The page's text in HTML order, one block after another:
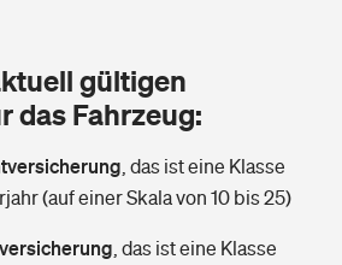
Versicherer finden
gültigen
das Fahrzeug:
das ist eine Klasse
(auf einer Skala von 10 bis 25)
das ist eine Klasse